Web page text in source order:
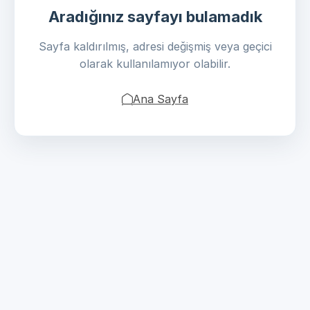
Aradığınız sayfayı bulamadık
Sayfa kaldırılmış, adresi değişmiş veya geçici
olarak kullanılamıyor olabilir.
Ana Sayfa